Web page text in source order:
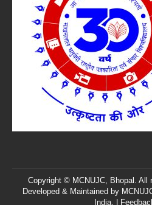
Copyright © MCNUJC, Bhopal. All
Developed & Maintained by
India. |